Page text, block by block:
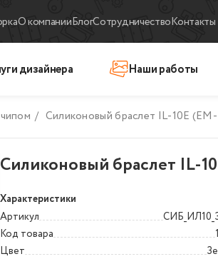
О компанииБлогСотрудничествоКонтакты
дизайнера Наши работы
/ Силиконовый браслет IL-10E
Силиконовый браслет IL-
Характеристики
Артикул
Код товара
Цвет